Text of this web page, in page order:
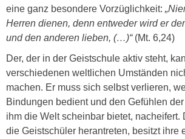
eine ganz besondere Vorzüglichkeit:
Herren dienen, denn entweder wird er
und den anderen lieben, (…)“(Mt. 6,24)
Der, der in der Geistschule aktiv steht,
verschiedenen weltlichen Umständen
machen. Er muss sich selbst verlieren,
Bindungen bedient und den Gefühlen
ihm die Welt scheinbar bietet, nacheifert.
die Geistschüler herantreten, besitzt ihre